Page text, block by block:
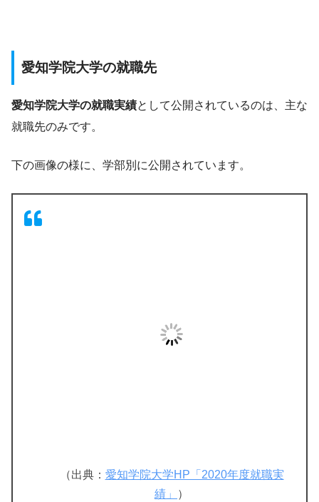
愛知学院大学の就職先
愛知学院大学の就職実績として公開されているのは、主な
就職先のみです。
下の画像の様に、学部別に公開されています。
（出典： 愛知学院大学HP「2020年度就職実
績」
）